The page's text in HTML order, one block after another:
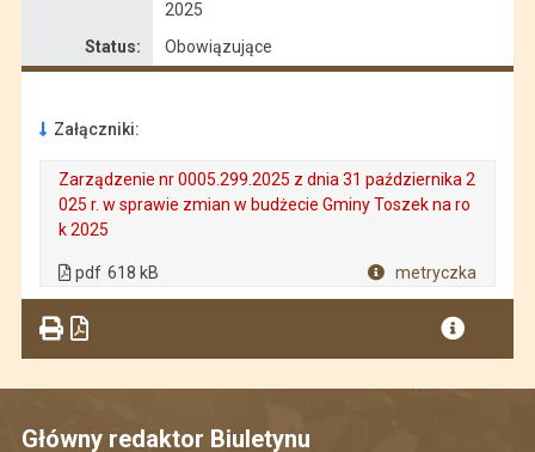
2025
Status:
Obowiązujące
Załączniki:
Zarządzenie nr 0005.299.2025 z dnia 31 października 2
025 r. w sprawie zmian w budżecie Gminy Toszek na ro
k 2025
pdf 618 kB metryczka
Główny redaktor Biuletynu